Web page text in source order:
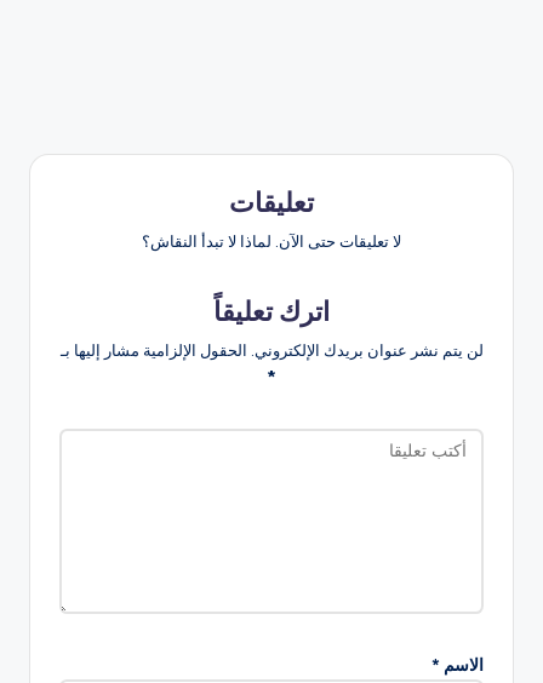
تعليقات
لا تعليقات حتى الآن. لماذا لا تبدأ النقاش؟
اترك تعليقاً
لن يتم نشر عنوان بريدك الإلكتروني. الحقول الإلزامية مشار إليها بـ
*
الاسم *